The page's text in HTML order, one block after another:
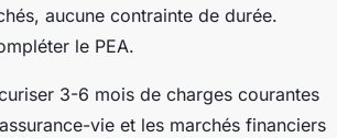
aucune contrainte de durée.
le PEA.
3-6 mois de charges courantes
vie et les marchés financiers